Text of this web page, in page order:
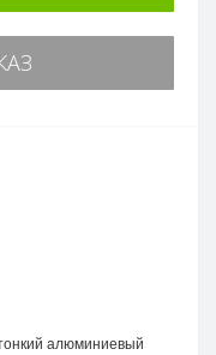
алюминиевый